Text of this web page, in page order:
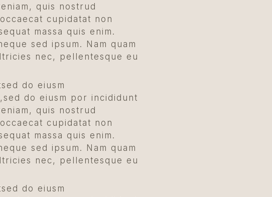
quis nostrud
cupidatat non
massa quis enim.
sed ipsum. Nam quam
nec, pellentesque eu
do eiusm
do eiusm por incididunt
quis nostrud
cupidatat non
massa quis enim.
sed ipsum. Nam quam
nec, pellentesque eu
do eiusm